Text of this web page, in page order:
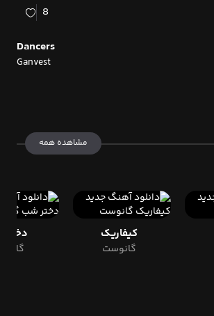
8
Dancers
Ganvest
مشاهده همه
کیفاریک
گانوست